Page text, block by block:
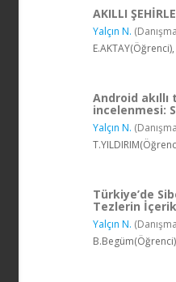
AKILLI
Yalçın N.
Android
incelenmesi:
Yalçın N.
Türkiye’de
Tezlerin
Yalçın N.